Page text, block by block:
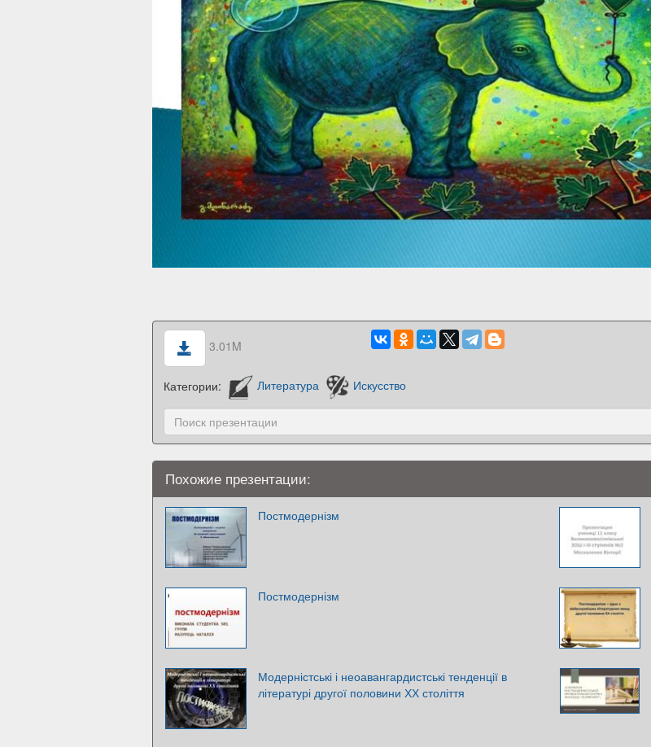
3.01M
Категории: Литература Искусство
Похожие презентации:
Постмодернізм
Постмодернізм
Модерністські і неоавангардистські тенденції в
літературі другої половини ХХ століття